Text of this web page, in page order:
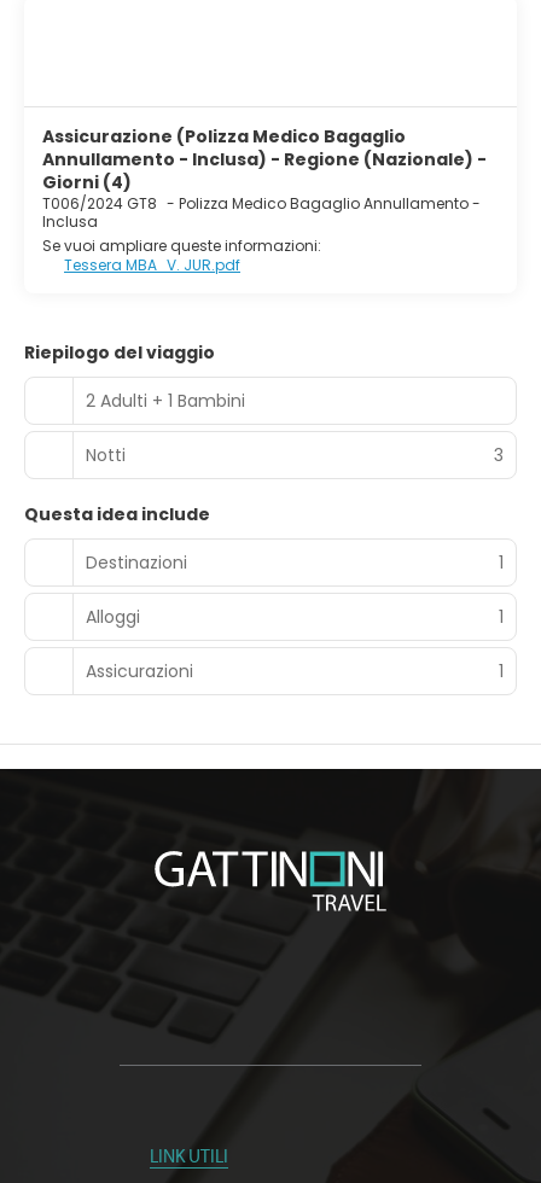
Assicurazione (Polizza Medico Bagaglio
Annullamento - Inclusa) - Regione (Nazionale) -
Giorni (4)
T006/2024 GT8 - Polizza Medico Bagaglio Annullamento -
Inclusa
Se vuoi ampliare queste informazioni:
Tessera MBA_V. JUR.pdf
Riepilogo del viaggio
2 Adulti + 1 Bambini
Notti 3
Questa idea include
Destinazioni
1
Alloggi 1
Assicurazioni 1
LINK UTILI